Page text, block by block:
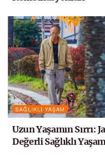
SAĞLIKLI YAŞAM
Uzun Yaşamın Sırrı:
Değerli Sağlıklı